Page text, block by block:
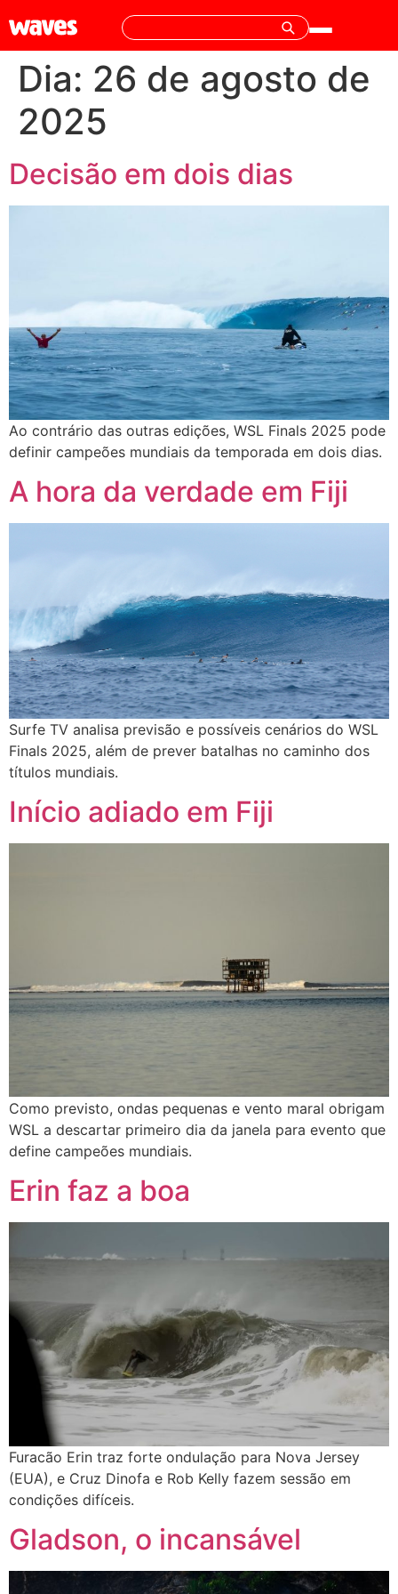
Dia: 26 de agosto de
2025
Decisão em dois dias
Ao contrário das outras edições, WSL Finals 2025 pode
definir campeões mundiais da temporada em dois dias.
A hora da verdade em Fiji
Surfe TV analisa previsão e possíveis cenários do WSL
Finals 2025, além de prever batalhas no caminho dos
títulos mundiais.
Início adiado em Fiji
Como previsto, ondas pequenas e vento maral obrigam
WSL a descartar primeiro dia da janela para evento que
define campeões mundiais.
Erin faz a boa
Furacão Erin traz forte ondulação para Nova Jersey
(EUA), e Cruz Dinofa e Rob Kelly fazem sessão em
condições difíceis.
Gladson, o incansável